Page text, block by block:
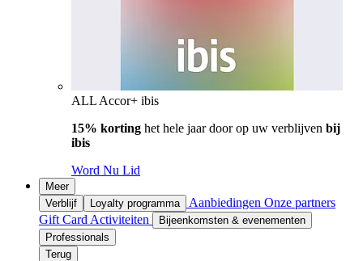
ALL Accor+ ibis
15% korting het hele jaar door op uw verblijven bij
ibis
Word Nu Lid
Meer
Verblijf
Loyalty programma Aanbiedingen Onze partners
Gift Card Activiteiten
Bijeenkomsten & evenementen
Professionals
Terug